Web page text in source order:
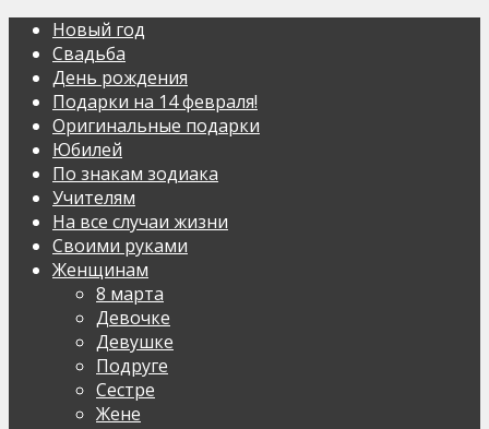
Новый год
Свадьба
День рождения
Подарки на 14 февраля!
Оригинальные подарки
Юбилей
По знакам зодиака
Учителям
На все случаи жизни
Своими руками
Женщинам
8 марта
Девочке
Девушке
Подруге
Сестре
Жене